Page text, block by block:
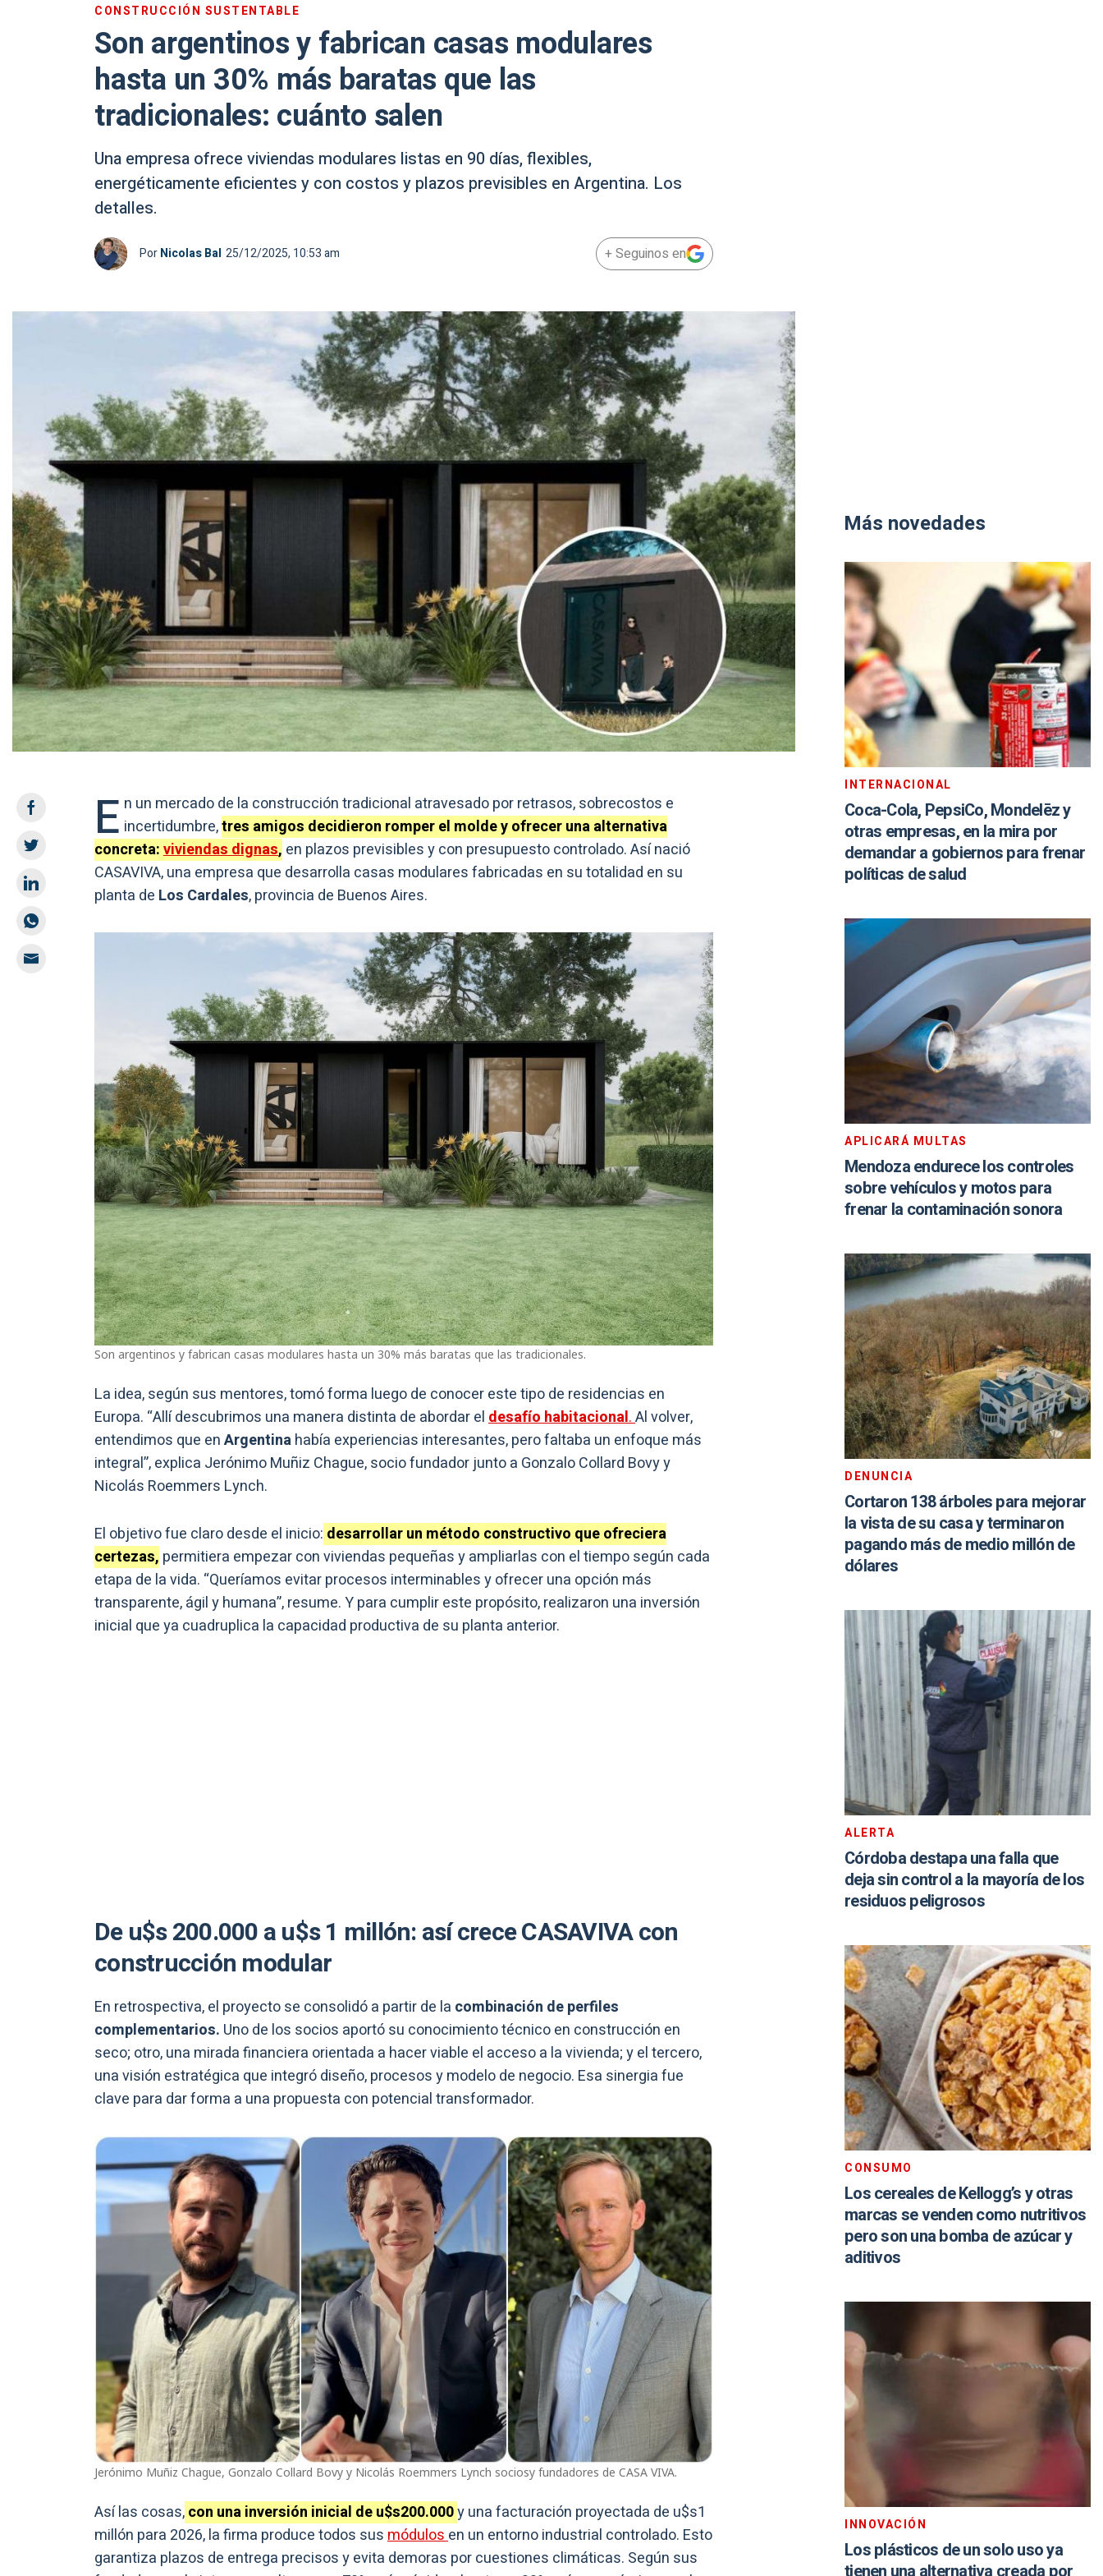
CONSTRUCCIÓN SUSTENTABLE
Son argentinos y fabrican casas modulares
hasta un 30% más baratas que las
tradicionales: cuánto salen
Una empresa ofrece viviendas modulares listas en 90 días, flexibles,
energéticamente eficientes y con costos y plazos previsibles en Argentina. Los
detalles.
PorNicolas Bal 25/12/2025, 10:53 am + Seguinos en
E n un mercado de la construcción tradicional atravesado por retrasos, sobrecostos e
incertidumbre,tres amigos decidieron romper el molde y ofrecer una alternativa
concreta:viviendas dignas, en plazos previsibles y con presupuesto controlado. Así nació
CASAVIVA, una empresa que desarrolla casas modulares fabricadas en su totalidad en su
planta de Los Cardales, provincia de Buenos Aires.
Son argentinos y fabrican casas modulares hasta un 30% más baratas que las tradicionales.
La idea, según sus mentores, tomó forma luego de conocer este tipo de residencias en
Europa. “Allí descubrimos una manera distinta de abordar eldesafío habitacional.Al volver,
entendimos que enArgentinahabía experiencias interesantes, pero faltaba un enfoque más
integral”, explica Jerónimo Muñiz Chague, socio fundador junto a Gonzalo Collard Bovy y
Nicolás Roemmers Lynch.
El objetivo fue claro desde el inicio: desarrollar un método constructivo que ofreciera
certezas, permitiera empezar con viviendas pequeñas y ampliarlas con el tiempo según cada
etapa de la vida. “Queríamos evitar procesos interminables y ofrecer una opción más
transparente, ágil y humana”, resume. Y para cumplir este propósito, realizaron una inversión
inicial que ya cuadruplica la capacidad productiva de su planta anterior.
De u$s 200.000 a u$s 1 millón: así crece CASAVIVA con
construcción modular
En retrospectiva, el proyecto se consolidó a partir de la combinación de perfiles
complementarios. Uno de los socios aportó su conocimiento técnico en construcción en
seco; otro, una mirada financiera orientada a hacer viable el acceso a la vivienda; y el tercero,
una visión estratégica que integró diseño, procesos y modelo de negocio. Esa sinergia fue
clave para dar forma a una propuesta con potencial transformador.
Jerónimo Muñiz Chague, Gonzalo Collard Bovy y Nicolás Roemmers Lynch sociosy fundadores de CASA VIVA.
Así las cosas,con una inversión inicial de u$s200.000y una facturación proyectada de u$s1
millón para 2026, la firma produce todos susmódulosen un entorno industrial controlado. Esto
garantiza plazos de entrega precisos y evita demoras por cuestiones climáticas. Según sus
Más novedades
INTERNACIONAL
Coca-Cola, PepsiCo, Mondelēz y
otras empresas, en la mira por
demandar a gobiernos para frenar
políticas de salud
APLICARÁ MULTAS
Mendoza endurece los controles
sobre vehículos y motos para
frenar la contaminación sonora
DENUNCIA
Cortaron 138 árboles para mejorar
la vista de su casa y terminaron
pagando más de medio millón de
dólares
ALERTA
Córdoba destapa una falla que
deja sin control a la mayoría de los
residuos peligrosos
CONSUMO
Los cereales de Kellogg’s y otras
marcas se venden como nutritivos
pero son una bomba de azúcar y
aditivos
INNOVACIÓN
Los plásticos de un solo uso ya